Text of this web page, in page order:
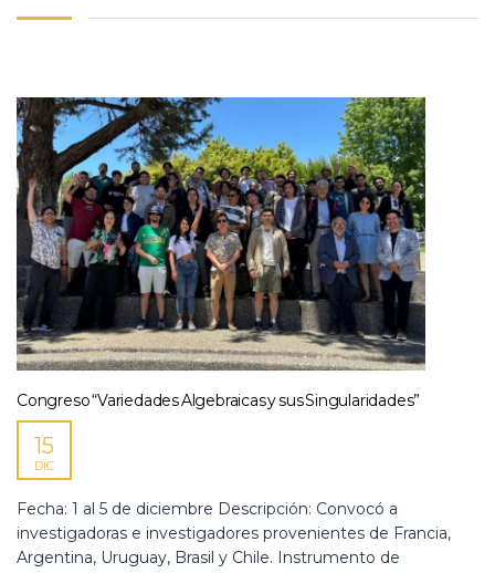
Congreso “Variedades Algebraicas y sus Singularidades”
15
DIC
Fecha: 1 al 5 de diciembre Descripción: Convocó a
investigadoras e investigadores provenientes de Francia,
Argentina, Uruguay, Brasil y Chile. Instrumento de